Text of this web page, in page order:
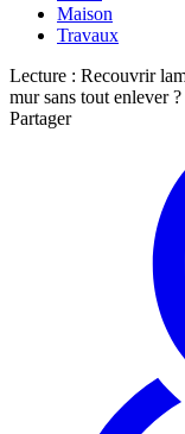
Maison
Travaux
Lecture : Recouvrir
mur sans tout enlever ?
Partager